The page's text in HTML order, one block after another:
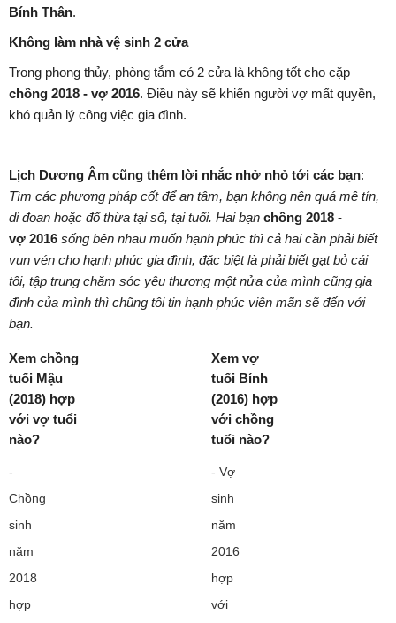
Bính Thân.
Không làm nhà vệ sinh 2 cửa
Trong phong thủy, phòng tắm có 2 cửa là không tốt cho cặp
chồng 2018 - vợ 2016. Điều này sẽ khiến người vợ mất quyền,
khó quản lý công việc gia đình.
Lịch Dương Âm cũng thêm lời nhắc nhở nhỏ tới các bạn:
Tìm các phương pháp cốt để an tâm, bạn không nên quá mê tín,
di đoan hoặc đổ thừa tại số, tại tuổi. Hai bạn chồng 2018 -
vợ 2016 sống bên nhau muốn hạnh phúc thì cả hai cần phải biết
vun vén cho hạnh phúc gia đình, đặc biệt là phải biết gạt bỏ cái
tôi, tập trung chăm sóc yêu thương một nửa của mình cũng gia
đình của mình thì chũng tôi tin hạnh phúc viên mãn sẽ đến với
bạn.
Xem chồng
tuổi Mậu
(2018) hợp
với vợ tuổi
nào?
-
Chồng
sinh
năm
2018
hợp
Xem vợ
tuổi Bính
(2016) hợp
với chồng
tuổi nào?
- Vợ
sinh
năm
2016
hợp
với